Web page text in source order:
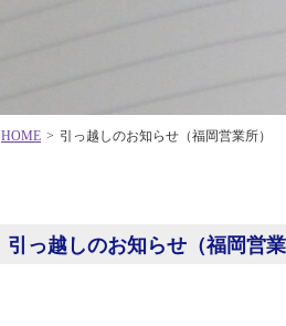
HOME > 引っ越しのお知らせ（福岡営業所）
引っ越しのお知らせ（福岡営業